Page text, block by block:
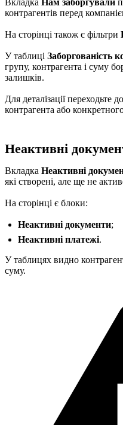
контрагентів перед
На сторінці також є фільтри
У таблиці Заборгованість
групу, контрагента і суму
залишків.
Для деталізації переходьте до
контрагента або
Неактивні
Вкладка Неактивні
які створені, але ще не
На сторінці є блоки:
Неактивні документи;
Неактивні платежі.
У таблицях видно
суму.